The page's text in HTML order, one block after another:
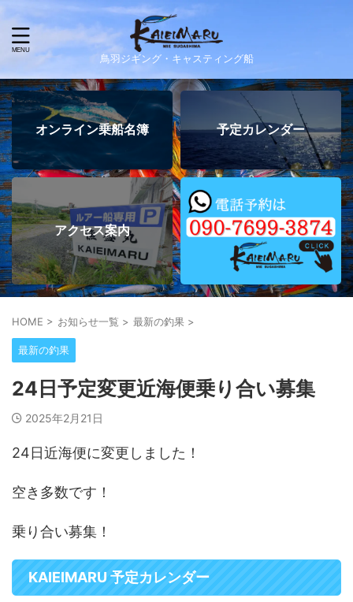
鳥羽ジギング・キャスティング船
オンライン乗船名簿 予定カレンダー
アクセス案内
HOME > お知らせ一覧 > 最新の釣果 >
最新の釣果
24日予定変更近海便乗り合い募集
2025年2月21日
24日近海便に変更しました！
空き多数です！
乗り合い募集！
KAIEIMARU 予定カレンダー